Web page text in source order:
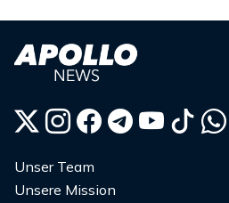
Unser Team
Unsere Mission